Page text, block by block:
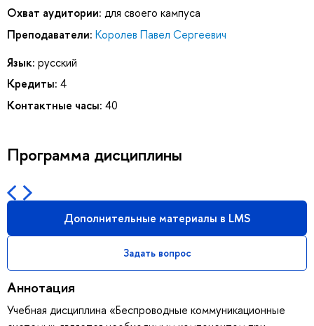
Охват аудитории: для своего кампуса
Преподаватели: Королев Павел Сергеевич
Язык: русский
Кредиты: 4
Контактные часы: 40
Программа дисциплины
Дополнительные материалы в LMS
Задать вопрос
Аннотация
Учебная дисциплина «Беспроводные коммуникационные